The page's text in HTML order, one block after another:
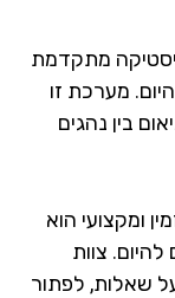
מתקדמת
מערכת זו
נהגים
הוא
צוות
לפתור